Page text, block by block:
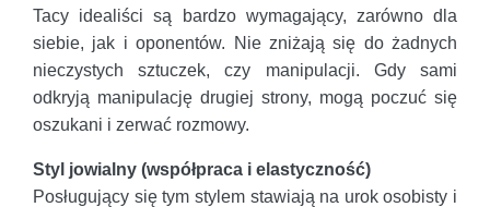
Tacy idealiści są bardzo wymagający, zarówno dla
siebie, jak i oponentów. Nie zniżają się do żadnych
nieczystych sztuczek, czy manipulacji. Gdy sami
odkryją manipulację drugiej strony, mogą poczuć się
oszukani i zerwać rozmowy.
Styl jowialny (współpraca i elastyczność)
Posługujący się tym stylem stawiają na urok osobisty i